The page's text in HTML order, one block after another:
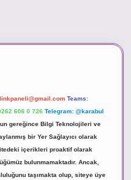
Teams:
606 0 726 Telegram: @karabul
gereğince Bilgi Teknolojileri ve
bir Yer Sağlayıcı olarak
içerikleri proaktif olarak
bulunmamaktadır. Ancak,
taşımakta olup, siteye üye